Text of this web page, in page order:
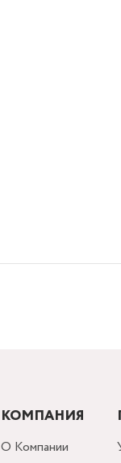
КОМПАНИЯ
О Компании